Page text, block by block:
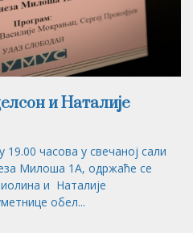
и Наталије
часова у свечаној сали
Милоша 1А, одржаће се
и Наталије
обел...